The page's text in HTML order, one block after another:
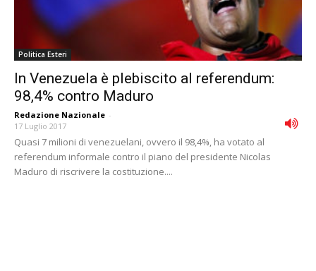
Politica Esteri
In Venezuela è plebiscito al referendum:
98,4% contro Maduro
Redazione Nazionale -
17 Luglio 2017
Quasi 7 milioni di venezuelani, ovvero il 98,4%, ha votato al
referendum informale contro il piano del presidente Nicolas
Maduro di riscrivere la costituzione....